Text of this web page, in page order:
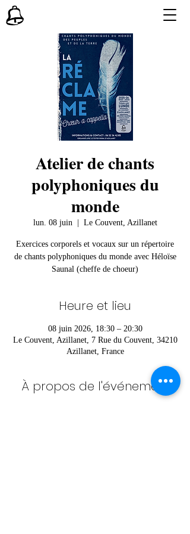
Atelier de chants
polyphoniques du
monde
lun. 08 juin
  |
Le Couvent, Azillanet
Exercices corporels et vocaux sur un répertoire
de chants polyphoniques du monde avec Héloïse
Saunal (cheffe de choeur)
Heure et lieu
08 juin 2026, 18:30 – 20:30
Le Couvent, Azillanet, 7 Rue du Couvent, 34210
Azillanet, France
À propos de l'événement